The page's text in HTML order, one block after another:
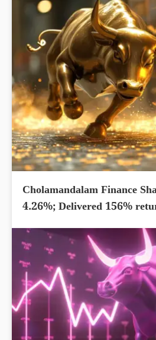
Cholamandalam Finance
4.26%; Delivered 156%